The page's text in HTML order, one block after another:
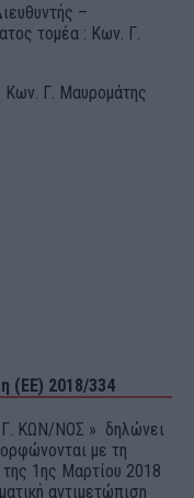
–
τομέα : Κων. Γ.
Κων. Γ. Μαυρομάτης
(ΕΕ) 2018/334
ΚΩΝ/ΝΟΣ » δηλώνει
με τη
1ης Μαρτίου 2018
αντιμετώπιση